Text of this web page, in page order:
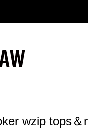
wzip tops